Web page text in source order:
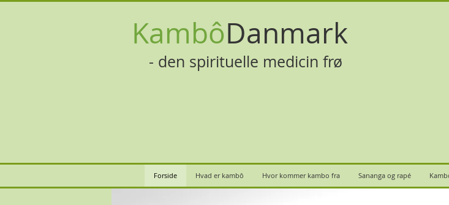
KambôDanmark
- den spirituelle medicin frø
Forside Hvad er kambô Hvor kommer kambo fra Sananga og rapé